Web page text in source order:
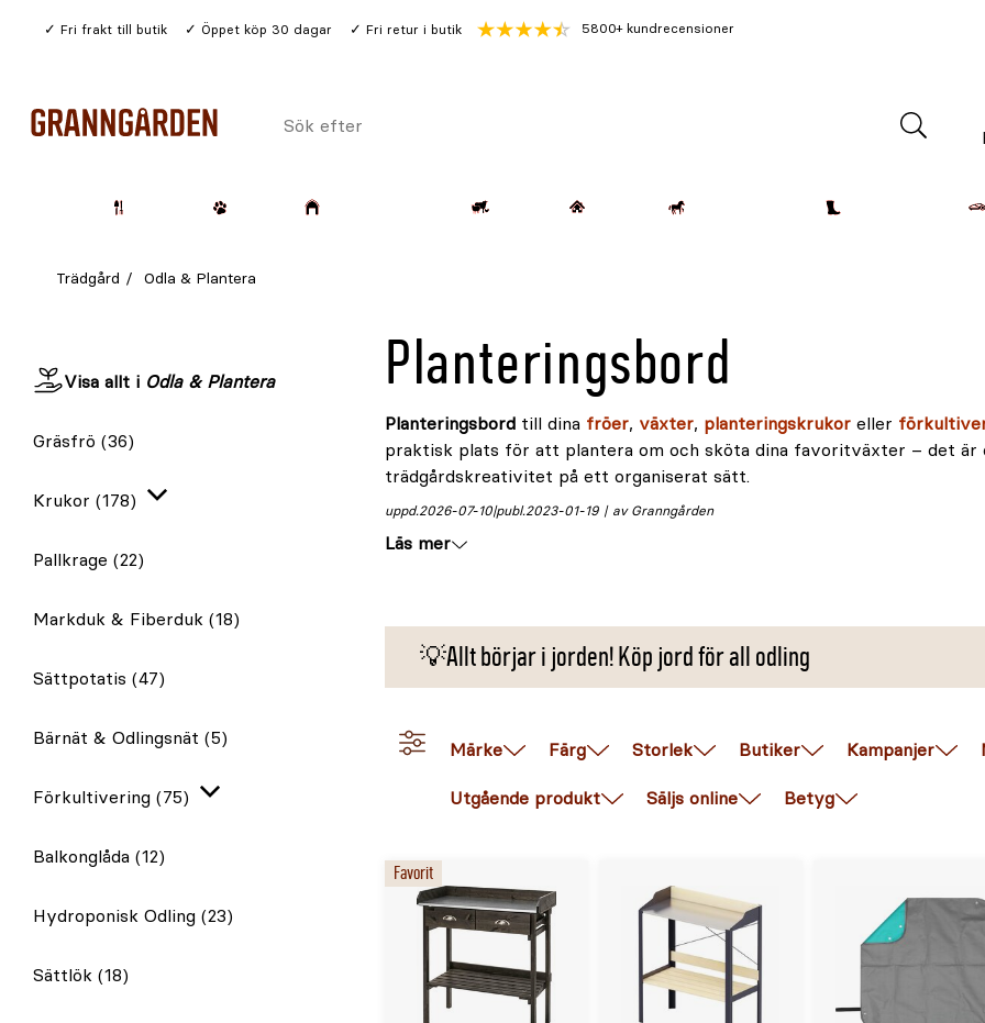
Fri frakt till butik Öppet köp 30 dagar Fri retur i butik 5800+ kundrecensioner
Sök
Trädgård Odla & Plantera
Planteringsbord
Planteringsbord till dina fröer, växter, planteringskrukor eller
praktisk plats för att plantera om och sköta dina favoritväxter – det är
trädgårdskreativitet på ett organiserat sätt.
publ.2023-01-19
uppd.2026-07-10 av Granngården
Läs mer
Visa allt i Odla & Plantera
Gräsfrö (36)
Krukor (178)
Pallkrage (22)
Markduk & Fiberduk (18)
Sättpotatis (47)
Bärnät & Odlingsnät (5)
Förkultivering (75)
Balkonglåda (12)
Hydroponisk Odling (23)
Sättlök (18)
💡Allt börjar i jorden! Köp jord för all odling
Märke Färg Storlek Butiker Kampanjer
Utgående produkt Säljs online Betyg
Favorit